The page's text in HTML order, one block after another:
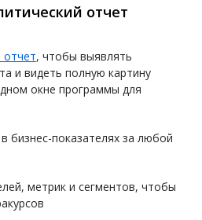
отчет
отчет, чтобы выявлять
и видеть полную картину
окне программы для
бизнес-показателях за любой
метрик и сегментов, чтобы